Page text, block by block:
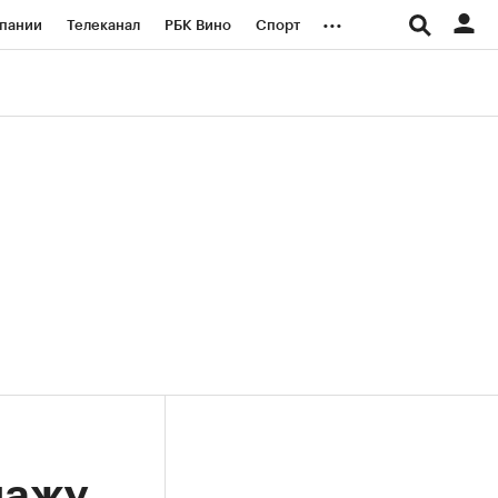
Телеканал РБК Вино Спорт ...